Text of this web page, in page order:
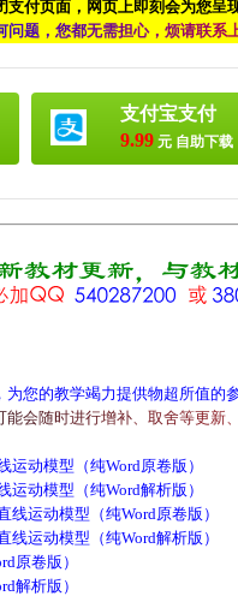
支付页面，网页上即刻会为您呈
问题 ， 您都无需担心， 烦请联系
支付宝支付
9.99 元 自助下载
您的教学竭力提供物超所值的
能会随时进行增补、 取舍等更新、
动模型（纯Word原卷版）
动模型（纯Word解析版）
运动模型（纯Word原卷版）
运动模型（纯Word解析版）
原卷版）
解析版）